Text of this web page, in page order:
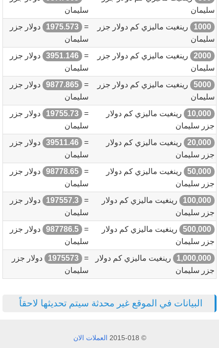
سليمان
سليمان
1000
رينغيت ماليزي كم دولار جزر
سليمان
=
1975.573
دولار جزر
سليمان
2000
رينغيت ماليزي كم دولار جزر
سليمان
=
3951.146
دولار جزر
سليمان
5000
رينغيت ماليزي كم دولار جزر
سليمان
=
9877.865
دولار جزر
سليمان
10,000
رينغيت ماليزي كم دولار
جزر سليمان
=
19755.73
دولار جزر
سليمان
20,000
رينغيت ماليزي كم دولار
جزر سليمان
=
39511.46
دولار جزر
سليمان
50,000
رينغيت ماليزي كم دولار
جزر سليمان
=
98778.65
دولار جزر
سليمان
100,000
رينغيت ماليزي كم دولار
جزر سليمان
=
197557.3
دولار جزر
سليمان
500,000
رينغيت ماليزي كم دولار
جزر سليمان
=
987786.5
دولار جزر
سليمان
1,000,000
رينغيت ماليزي كم دولار
جزر سليمان
=
1975573
دولار جزر
سليمان
البيانات في الموقع غير محدثة سيتم تحديثها لاحقاً
© 2015-018 العملات الان